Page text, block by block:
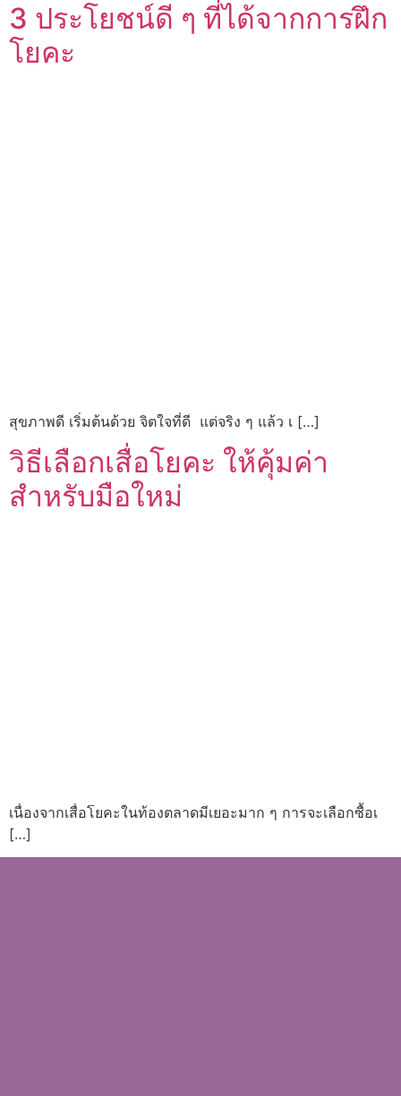
3 ประโยชน์ดี ๆ ที่ได้จากการฝึก
โยคะ
สุขภาพดี เริ่มต้นด้วย จิตใจที่ดี แต่จริง ๆ แล้ว เ […]
วิธีเลือกเสื่อโยคะ ให้คุ้มค่า
สำหรับมือใหม่
เนื่องจากเสื่อโยคะในท้องตลาดมีเยอะมาก ๆ การจะเลือกซื้อเ
[…]